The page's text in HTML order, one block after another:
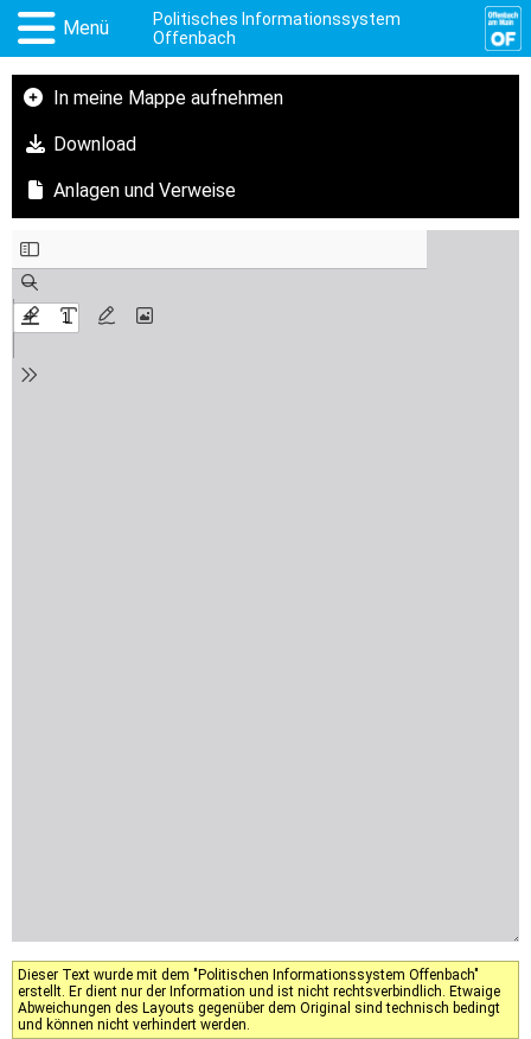
Menü
Politisches Informationssystem
Offenbach
In meine Mappe aufnehmen
Download
Anlagen und Verweise
Dieser Text wurde mit dem "Politischen Informationssystem Offenbach"
erstellt. Er dient nur der Information und ist nicht rechtsverbindlich. Etwaige
Abweichungen des Layouts gegenüber dem Original sind technisch bedingt
und können nicht verhindert werden.